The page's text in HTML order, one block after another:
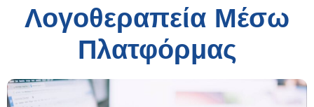
Λογοθεραπεία Μέσω
Πλατφόρμας​